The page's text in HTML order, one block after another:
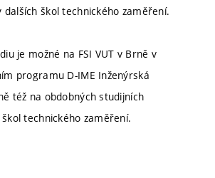
škol technického zaměření.
je možné na FSI VUT v Brně v
programu D-IME Inženýrská
též na obdobných studijních
technického zaměření.